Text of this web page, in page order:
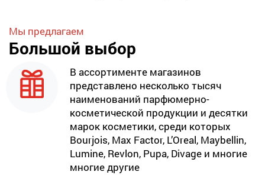
Мы предлагаем
Большой выбор
В ассортименте магазинов
представлено несколько тысяч
наименований парфюмерно-
косметической продукции и десятки
марок косметики, среди которых
Bourjois, Max Factor, L’Oreal, Maybellin,
Lumine, Revlon, Pupa, Divage и многие
многие другие